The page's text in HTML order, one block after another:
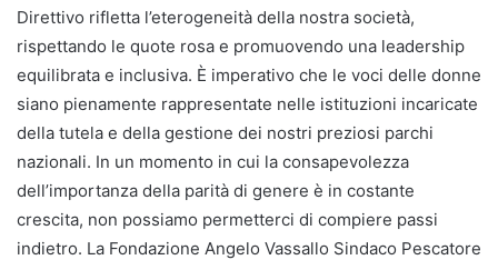
Direttivo rifletta l’eterogeneità della nostra società,
rispettando le quote rosa e promuovendo una leadership
equilibrata e inclusiva. È imperativo che le voci delle donne
siano pienamente rappresentate nelle istituzioni incaricate
della tutela e della gestione dei nostri preziosi parchi
nazionali. In un momento in cui la consapevolezza
dell’importanza della parità di genere è in costante
crescita, non possiamo permetterci di compiere passi
indietro. La Fondazione Angelo Vassallo Sindaco Pescatore